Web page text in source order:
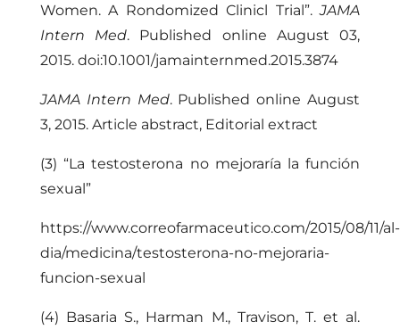
Women. A Rondomized Clinicl Trial”.JAMA
Intern Med. Published online August 03,
2015. doi:10.1001/jamainternmed.2015.3874
JAMA Intern Med. Published online August
3, 2015. Article abstract, Editorial extract
(3) “La testosterona no mejoraría la función
sexual”
https://www.correofarmaceutico.com/2015/08/11/al-
dia/medicina/testosterona-no-mejoraria-
funcion-sexual
(4) Basaria S., Harman M., Travison, T. et al.